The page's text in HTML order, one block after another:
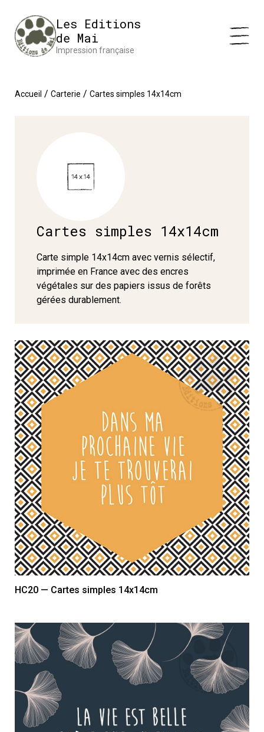
Les Editions
de Mai
Impression française
Accueil / Carterie / Cartes simples 14x14cm
Cartes simples 14x14cm
Carte simple 14x14cm avec vernis sélectif,
imprimée en France avec des encres
végétales sur des papiers issus de forêts
gérées durablement.
HC20 — Cartes simples 14x14cm
Impression en France 🇫🇷 Livraison offerte à partir de 25 €
d'achatsIgnorer